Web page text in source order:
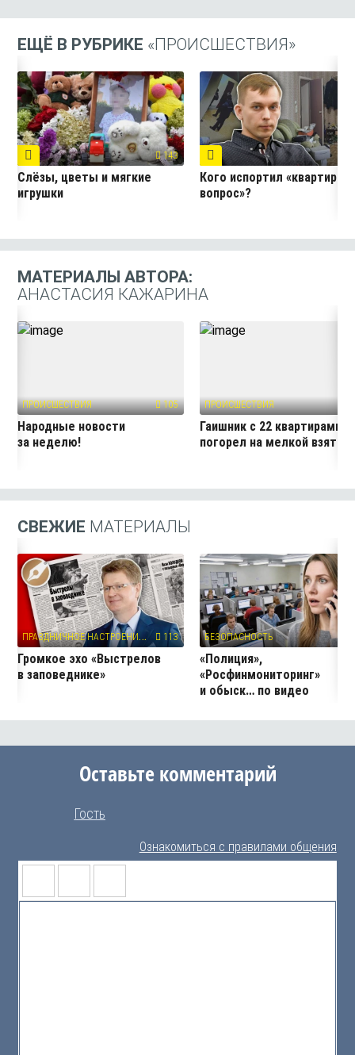
ЕЩЁ В РУБРИКЕ «ПРОИСШЕСТВИЯ»
143
Слёзы, цветы и мягкие
игрушки
Кого испортил
вопрос»?
МАТЕРИАЛЫ АВТОРА:
АНАСТАСИЯ КАЖАРИНА
ПРОИСШЕСТВИЯ 105
Народные новости
за неделю!
ПРОИСШЕСТВИЯ
Гаишник с 22 квартирами
погорел на мелкой взятке
СВЕЖИЕ МАТЕРИАЛЫ
П
РАЗДНИЧНОЕ НАСТРОЕНИЕ 113
Громкое эхо «Выстрелов
в заповеднике»
БЕЗОПАСНОСТЬ
«Полиция»,
«Росфинмониторинг»
и обыск… по видео
Оставьте комментарий
Гость
Ознакомиться с правилами общения